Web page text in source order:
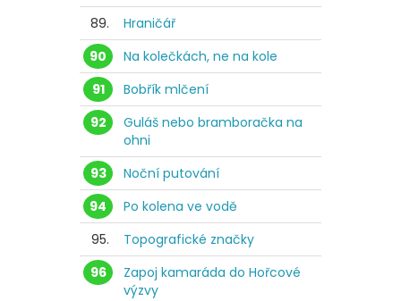
89.
Hraničář
90
Na kolečkách, ne na kole
91
Bobřík mlčení
92
Guláš nebo bramboračka na
ohni
93
Noční putování
94
Po kolena ve vodě
95.
Topografické značky
96
Zapoj kamaráda do Hořcové
výzvy